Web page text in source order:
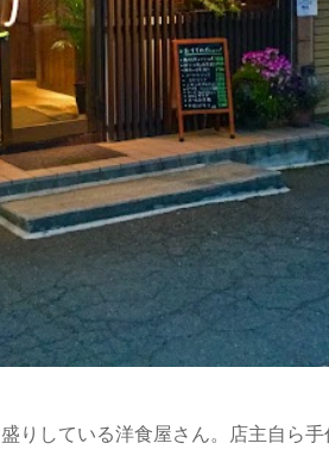
りしている洋食屋さん。店主自ら手